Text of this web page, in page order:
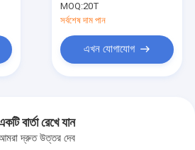
MOQ:20T
সর্বশেষ দাম পান
এখন যোগাযোগ
বার্তা রেখে যান
দ্রুত উত্তর দেব